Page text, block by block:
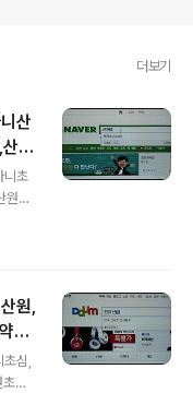
더보기
산
약
니초
원초
원,
초,
심,
산